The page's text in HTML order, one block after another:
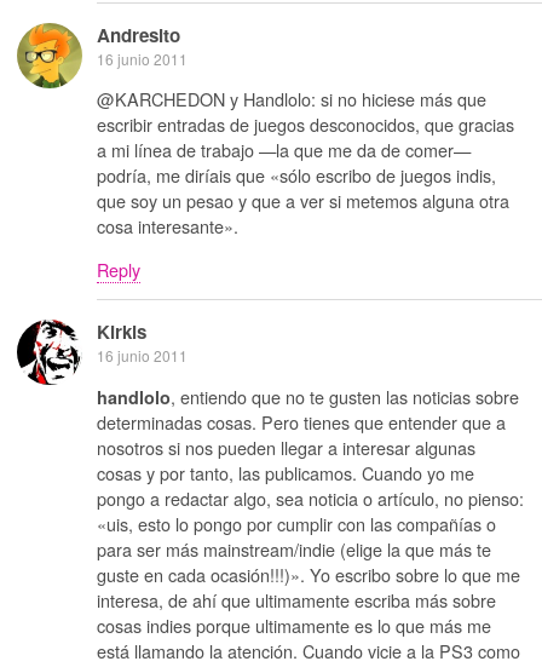
Andresito
16 junio 2011
@KARCHEDON y Handlolo: si no hiciese más que
escribir entradas de juegos desconocidos, que gracias
a mi línea de trabajo —la que me da de comer—
podría, me diríais que «sólo escribo de juegos indis,
que soy un pesao y que a ver si metemos alguna otra
cosa interesante».
Reply
Kirkis
16 junio 2011
handlolo, entiendo que no te gusten las noticias sobre
determinadas cosas. Pero tienes que entender que a
nosotros si nos pueden llegar a interesar algunas
cosas y por tanto, las publicamos. Cuando yo me
pongo a redactar algo, sea noticia o artículo, no pienso:
«uis, esto lo pongo por cumplir con las compañías o
para ser más mainstream/indie (elige la que más te
guste en cada ocasión!!!)». Yo escribo sobre lo que me
interesa, de ahí que ultimamente escriba más sobre
cosas indies porque ultimamente es lo que más me
está llamando la atención. Cuando vicie a la PS3 como